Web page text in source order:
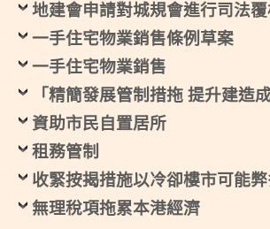
地建會申請對城規會進行司法
一手住宅物業銷售條例草案
一手住宅物業銷售
「精簡發展管制措拖 提升建造
資助市民自置居所
租務管制
收緊按揭措施以冷卻樓市可能弊
無理稅項拖累本港經濟